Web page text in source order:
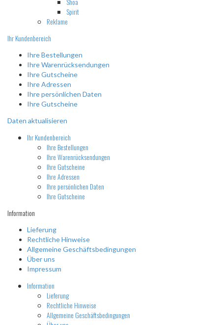
Spirit
Reklame
Ihr Kundenbereich
Ihre Bestellungen
Ihre Warenrücksendungen
Ihre Gutscheine
Ihre Adressen
Ihre persönlichen Daten
Ihre Gutscheine
Daten aktualisieren
Ihr Kundenbereich
Ihre Bestellungen
Ihre Warenrücksendungen
Ihre Gutscheine
Ihre Adressen
Ihre persönlichen Daten
Ihre Gutscheine
Information
Lieferung
Rechtliche Hinweise
Allgemeine Geschäftsbedingungen
Über uns
Impressum
Information
Lieferung
Rechtliche Hinweise
Allgemeine Geschäftsbedingungen